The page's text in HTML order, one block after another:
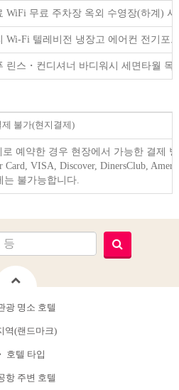
WiFi 무료 주차장 옥외 수영장(하계)
Wi-Fi 텔레비전 냉장고 에어컨 전기포
린스・컨디셔너 바디워시 세면타월 목
불가(현지결제)
예약한 경우 현장에서 가능한 결제
Card, VISA, Discover, DinersClub,
는 불가능합니다.
광 명소 호텔
역(랜드마크)
호텔 타입
항 주변 호텔